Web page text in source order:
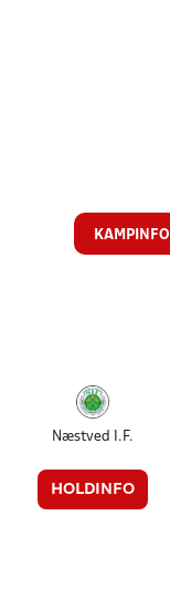
KAMPINFO
Næstved I.F.
HOLDINFO